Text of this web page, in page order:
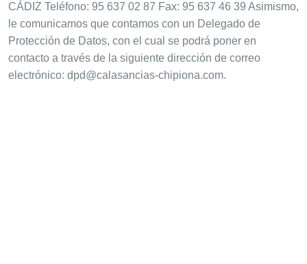
CÁDIZ Teléfono: 95 637 02 87 Fax: 95 637 46 39 Asimismo,
le comunicamos que contamos con un Delegado de
Protección de Datos, con el cual se podrá poner en
contacto a través de la siguiente dirección de correo
electrónico: dpd@calasancias-chipiona.com.